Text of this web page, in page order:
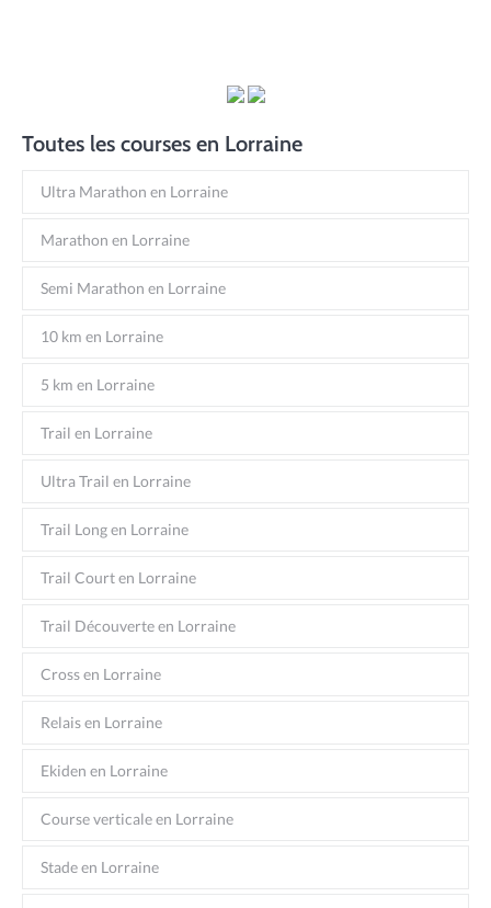
Toutes les courses en Lorraine
Ultra Marathon en Lorraine
Marathon en Lorraine
Semi Marathon en Lorraine
10 km en Lorraine
5 km en Lorraine
Trail en Lorraine
Ultra Trail en Lorraine
Trail Long en Lorraine
Trail Court en Lorraine
Trail Découverte en Lorraine
Cross en Lorraine
Relais en Lorraine
Ekiden en Lorraine
Course verticale en Lorraine
Stade en Lorraine